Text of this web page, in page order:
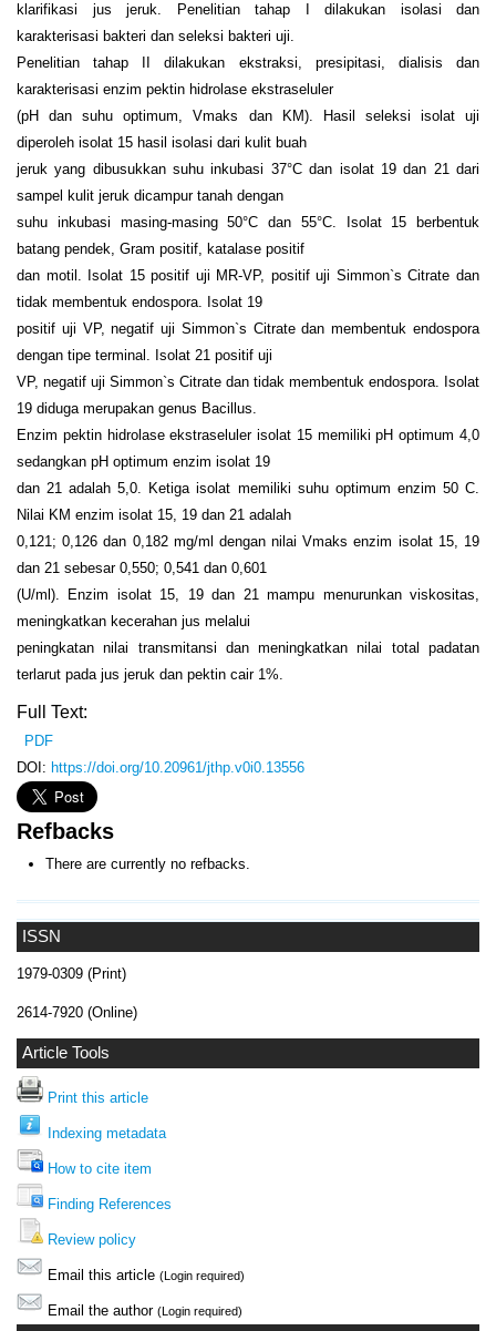
ISSN
1979-0309 (Print)
2614-7920 (Online)
Article Tools
Print this article
Indexing metadata
How to cite item
Finding References
Review policy
Email this article (Login required)
Email the author (Login required)
klarifikasi jus jeruk. Penelitian tahap I dilakukan isolasi dan
karakterisasi bakteri dan seleksi bakteri uji.
Penelitian tahap II dilakukan ekstraksi, presipitasi, dialisis dan
karakterisasi enzim pektin hidrolase ekstraseluler
(pH dan suhu optimum, Vmaks dan KM). Hasil seleksi isolat uji
diperoleh isolat 15 hasil isolasi dari kulit buah
jeruk yang dibusukkan suhu inkubasi 37°C dan isolat 19 dan 21 dari
sampel kulit jeruk dicampur tanah dengan
suhu inkubasi masing-masing 50°C dan 55°C. Isolat 15 berbentuk
batang pendek, Gram positif, katalase positif
dan motil. Isolat 15 positif uji MR-VP, positif uji Simmon`s Citrate dan
tidak membentuk endospora. Isolat 19
positif uji VP, negatif uji Simmon`s Citrate dan membentuk endospora
dengan tipe terminal. Isolat 21 positif uji
VP, negatif uji Simmon`s Citrate dan tidak membentuk endospora. Isolat
19 diduga merupakan genus Bacillus.
Enzim pektin hidrolase ekstraseluler isolat 15 memiliki pH optimum 4,0
sedangkan pH optimum enzim isolat 19
dan 21 adalah 5,0. Ketiga isolat memiliki suhu optimum enzim 50 C.
Nilai KM enzim isolat 15, 19 dan 21 adalah
0,121; 0,126 dan 0,182 mg/ml dengan nilai Vmaks enzim isolat 15, 19
dan 21 sebesar 0,550; 0,541 dan 0,601
(U/ml). Enzim isolat 15, 19 dan 21 mampu menurunkan viskositas,
meningkatkan kecerahan jus melalui
peningkatan nilai transmitansi dan meningkatkan nilai total padatan
terlarut pada jus jeruk dan pektin cair 1%.
Full Text:
PDF
DOI: https://doi.org/10.20961/jthp.v0i0.13556
Refbacks
There are currently no refbacks.